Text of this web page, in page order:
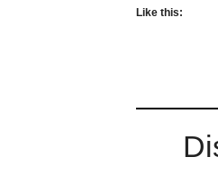
Like this: